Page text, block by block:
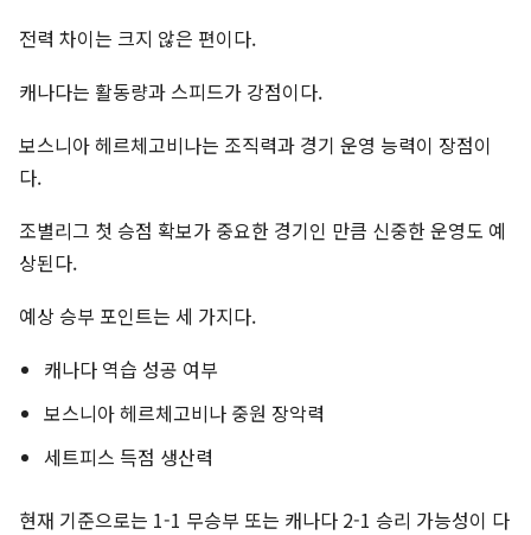
전력 차이는 크지 않은 편이다.
캐나다는 활동량과 스피드가 강점이다.
보스니아 헤르체고비나는 조직력과 경기 운영 능력이 장점이
다.
조별리그 첫 승점 확보가 중요한 경기인 만큼 신중한 운영도 예
상된다.
예상 승부 포인트는 세 가지다.
캐나다 역습 성공 여부
보스니아 헤르체고비나 중원 장악력
세트피스 득점 생산력
현재 기준으로는 1-1 무승부 또는 캐나다 2-1 승리 가능성이 다